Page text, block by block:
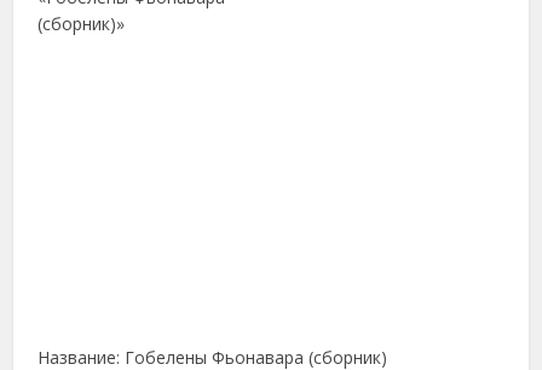
Название: Гобелены Фьонавара (сборник)